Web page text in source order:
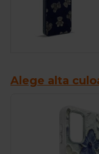
Alege alta